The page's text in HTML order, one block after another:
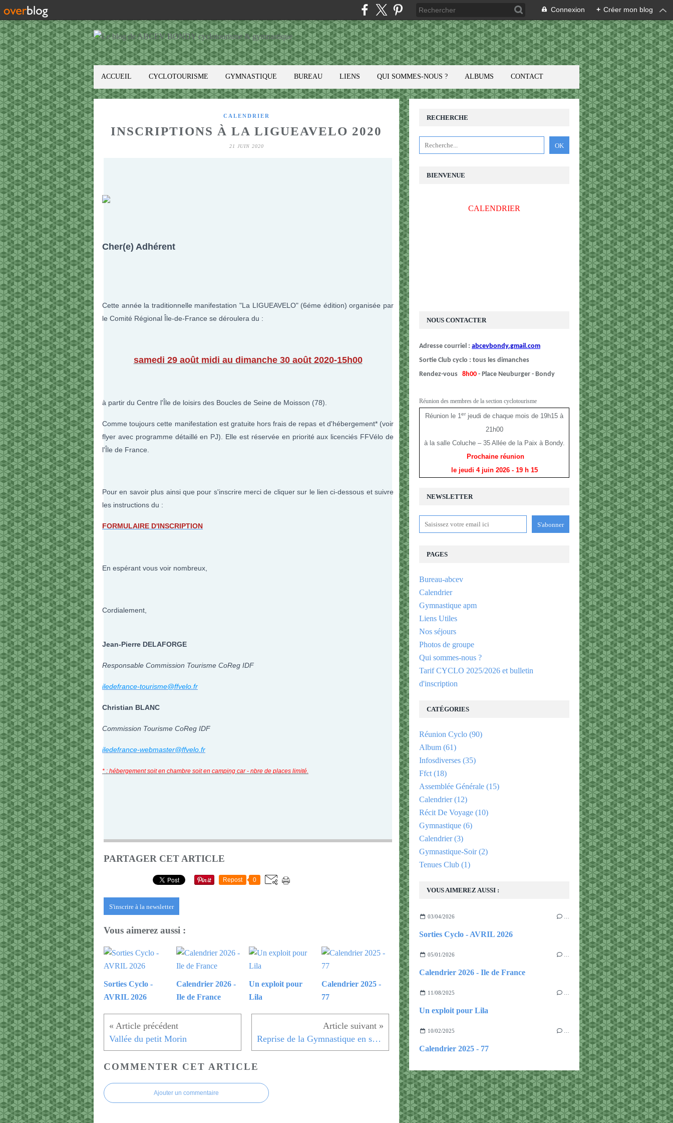
Connexion + Créer mon blog
ACCUEIL CYCLOTOURISME GYMNASTIQUE BUREAU LIENS QUI SOMMES-NOUS ? ALBUMS CONTACT
CALENDRIER
INSCRIPTIONS À LA LIGUEAVELO 2020
21 JUIN 2020
Cher(e) Adhérent
Cette année la traditionnelle manifestation "La LIGUEAVELO" (6éme édition) organisée par
le Comité Régional Île-de-France se déroulera du :
samedi 29 août midi au dimanche 30 août 2020-15h00
à partir du Centre l'Île de loisirs des Boucles de Seine de Moisson (78).
Comme toujours cette manifestation est gratuite hors frais de repas et d'hébergement* (voir
flyer avec programme détaillé en PJ). Elle est réservée en priorité aux licenciés FFVélo de
l'Île de France.
Pour en savoir plus ainsi que pour s'inscrire merci de cliquer sur le lien ci-dessous et suivre
les instructions du :
FORMULAIRE D'INSCRIPTION
En espérant vous voir nombreux,
Cordialement,
Jean-Pierre DELAFORGE
Responsable Commission Tourisme CoReg IDF
iledefrance-tourisme@ffvelo.fr
Christian BLANC
Commission Tourisme CoReg IDF
iledefrance-webmaster@ffvelo.fr
* : hébergement soit en chambre soit en camping car - nbre de places limité.
PARTAGER CET ARTICLE
Repost 0
S'inscrire à la newsletter
Vous aimerez aussi :
Sorties Cyclo -
AVRIL 2026
Calendrier 2026 -
Ile de France
Un exploit pour
Lila
Calendrier 2025 -
77
Vallée du petit Morin Reprise de la Gymnastique en septembre 2020
COMMENTER CET ARTICLE
Ajouter un commentaire
NEWSLETTER
RECHERCHE
VOUS AIMEREZ AUSSI :
03/04/2026
Sorties Cyclo - AVRIL 2026
05/01/2026
Calendrier 2026 - Ile de France
11/08/2025
Un exploit pour Lila
10/02/2025
Calendrier 2025 - 77
PAGES
Bureau-abcev
Calendrier
Gymnastique apm
Liens Utiles
Nos séjours
Photos de groupe
Qui sommes-nous ?
Tarif CYCLO 2025/2026 et bulletin
d'inscription
CATÉGORIES
Réunion Cyclo (90)
Album (61)
Infosdiverses (35)
Ffct (18)
Assemblée Générale (15)
Calendrier(12)
Récit De Voyage (10)
Gymnastique (6)
Calendrier(3)
Gymnastique-Soir(2)
Tenues Club (1)
BIENVENUE
CALENDRIER
NOUS CONTACTER
Adresse courriel : abcevbondy.gmail.com
Sortie Club cyclo : tous les dimanches
Rendez-vous 8h00 - Place Neuburger - Bondy
Réunion des membres de la section cyclotourisme
Réunion le 1er jeudi de chaque mois de 19h15 à
21h00
à la salle Coluche – 35 Allée de la Paix à Bondy.
Prochaine réunion
le jeudi 4 juin 2026 - 19 h 15